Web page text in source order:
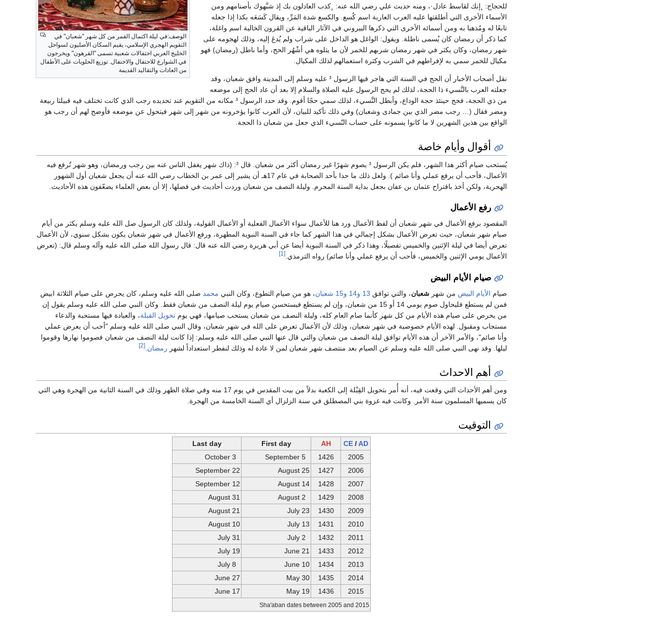
الوصف:في ليلة اكتمال القمر من كل شهر "شعبان" في
التقويم الهجري الإسلامي، يقيم السكان الأصليون لسواحل
الخليج العربي احتفالات شعبية تسمى "القرهون" ويخرجون
في الشوارع للاحتفال والاحتفال. توزيع الحلويات على الأطفال
من العادات والتقاليد القديمة
للحجاج: ¸إنك لقاسط عادل·، ومنه حديث علي رضي الله عنه: ¸كذب العادلون بك إذ شبَّهوك بأصنامهم ومن
الأسماء الأخرى التي أطلقتها عليه العرب العاربة اسم كُسع. والكسع شدة المَرِّ، ويقال كَسَعَه بكذا إذا جعله
تابعًا له ومُذهبا به ومن أسمائه الأخرى التي ذكرها البيروني في الآثار الباقية عن القرون الخالية اسم واغلة،
كما ذكر أن رمضان كان يُسمى ناطلة. ويقول: الواغل هو الداخل على شراب ولم يُدعَ إليه، وذلك لهجومه على
شهر رمضان، وكان يكثر في شهر رمضان شربهم للخمر لأن ما يتلوه هي أشْهُر الحج، وأما ناطل (رمضان) فهو
مكيال للخمر سمي به لإفراطهم في الشرب وكثرة استعمالهم لذلك المكيال.
نقل أصحاب الأخبار أن الحج في السنة التي هاجر فيها الرسول ³ عليه وسلم إلى المدينة وافق شعبان، وقد
جعلته العرب بالنَّسيء ذا الحجة، لذلك لم يحج الرسول عليه الصلاة والسلام إلا بعد أن عاد الحج إلى موضعه
من ذي الحجة، فحج حينئذ حجة الوداع، وأبطل النَّسيء، لذلك سمي حجًا أقوم. وقد حدد الرسول ³ مكانه من التقويم عند تحديده رجب الذي كانت تختلف فيه قبيلتا ربيعة
ومضر فقال (… رجب مضر الذي بين جمادى وشعبان) وفي ذلك تأكيد للبيان، لأن العرب كانوا يؤخرونه من شهر إلى شهر فيتحول عن موضعه فأوضح لهم أن رجب هو
الواقع بين هذين الشهرين لا ما كانوا يسمونه على حساب النّسيء الذي جعل من شعبان ذا الحجة.
أقوال وأيام خاصة
يُستحب صيام أكثر هذا الشهر، فلم يكن الرسول ³ يصوم شهرًا غير رمضان أكثر من شعبان. قال ³: (ذاك شهر يغفل الناس عنه بين رجب ورمضان، وهو شهر تُرفع فيه
الأعمال، فأحب أن يرفع عملي وأنا صائم ). ولعل ذلك ما حدا بأحد الصحابة في عام 17هـ أن يشير إلى عمر بن الخطاب رضي الله عنه أن يجعل شعبان أول الشهور
الهجرية، ولكن أخذ باقتراح عثمان بن عفان بجعل بداية السنة المحرم. وليلة النصف من شعبان وردت أحاديث في فضلها، إلا أن بعض العلماء يضعّفون هذه الأحاديث.
رفع الأعمال
المقصود برفع الأعمال في شهر شعبان أن لفظ الأعمال ورد هنا للأعمال سواء الأعمال الفعلية أو الأعمال القولية، ولذلك كان الرسول صل الله عليه وسلم يكثر من أيام
صيام شهر شعبان، حيث تعرض الأعمال بشكل إجمالي في هذا الشهر كما جاء في السنة النبوية المطهرة، ورفع الأعمال في شهر شعبان يكون بشكل سنوي، لأن الأعمال
تعرض أيضا في ليلة الإثنين والخميس تفصيلًا، وهذا ذكر في السنة النبوية أيضا عن أبي هريرة رضي الله عنه قال: قال رسول الله صلى الله عليه وآله وسلم قال: (تعرض
الأعمال يومي الإثنين والخميس، فأحب أن يرفع عملي وأنا صائم) رواه الترمذي.[1]
صيام الأيام البيض
صيام الأيام البيض من شهر شعبان، والتي توافق 13 و14 و15 شعبان ، هو من صيام التطوع، وكان النبي محمد صلى الله عليه وسلم، كان يحرص على صيام الثلاثة ابيض
فمن لم يستطع فليحاول صوم يومي 14 أو 15 من شعبان، وإن لم يستطع فيستحسن صيام يوم ليلة النصف من شعبان فقط. وكان النبي صلى الله عليه وسلم يقول إن
من يحرص على صيام هذه الأيام من كل شهر كأنما صام العام كله، وليلة النصف من شعبان يستحب صيامها، فهي يوم تحويل القبلة، والعبادة فيها مستحبة والدعاء
مستجاب ومقبول. لهذه الأيام خصوصية في شهر شعبان، وذلك لأن الأعمال تعرض على الله في شهر شعبان، وقال النبي صلى الله عليه وسلم "أحب أن يعرض عملي
وأنا صائم"، والأمر الآخر أن هذه الأيام توافق ليلة النصف من شعبان والتي قال عنها النبي صلى الله عليه وسلم: إذا كانت ليلة النصف من شعبان فصوموا نهارها وقوموا
ليلها. وقد نهى النبي صلى الله عليه وسلم عن الصيام بعد منتصف شهر شعبان لمن لا عادة له وذلك لنفطر استعداداً لشهر رمضان [2]
أهم الاحداث
ومن أهم الأحداث التي وقعت فيه، أنه أُمر بتحويل القِبْلة إلى الكعبة بدلاً من بيت المقدس في يوم 17 منه وفي صلاة الظهر وذلك في السنة الثانية من الهجرة وهي التي
كان يسميها المسلمون سنة الأمر. وكانت فيه غزوة بني المصطلق في سنة الزلزال أي السنة الخامسة من الهجرة.
التوقيت
CE/AD
AH
First day
Last day
2005
1426
2006
1427
25 August
22 September
2007
1428
14 August
12 September
2008
1429
31 August
2009
1430
23 July
21 August
2010
1431
13 July
10 August
2011
1432
31 July
2012
1433
21 June
19 July
2013
1434
10 June
2014
1435
30 May
27 June
2015
1436
19 May
17 June
Sha'aban dates between 2005 and 2015